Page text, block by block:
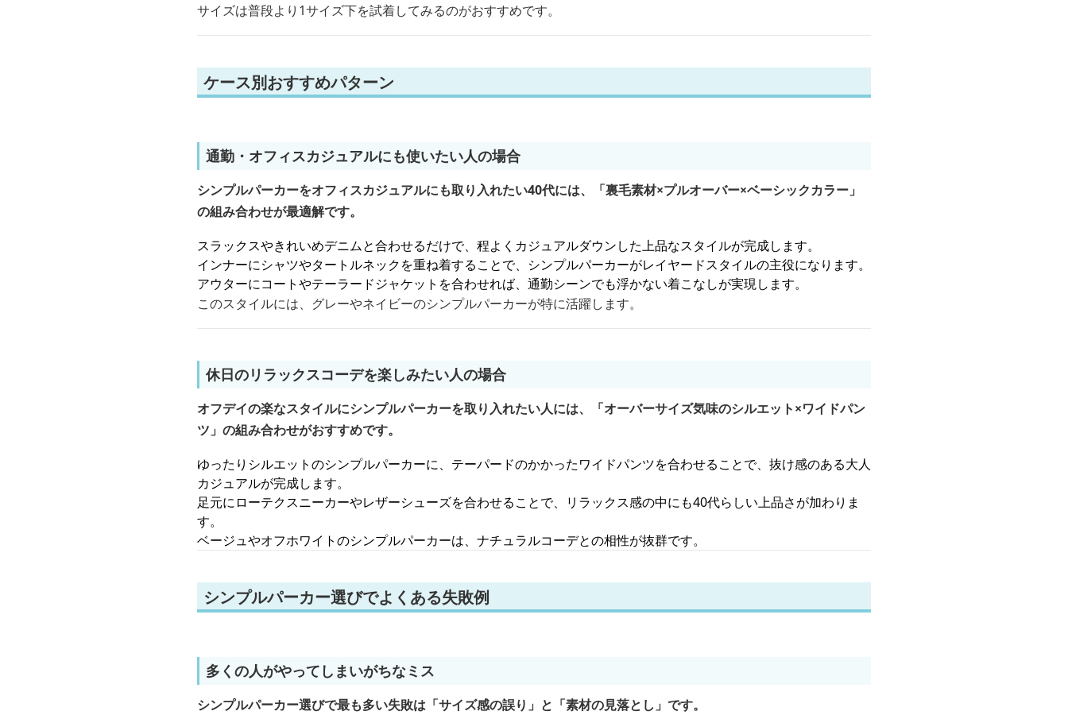
サイズは普段より1サイズ下を試着してみるのがおすすめです。
ケース別おすすめパターン
通勤・オフィスカジュアルにも使いたい人の場合
シンプルパーカーをオフィスカジュアルにも取り入れたい40代には、「裏毛素材×プルオーバー×ベーシックカラー」
の組み合わせが最適解です。
スラックスやきれいめデニムと合わせるだけで、程よくカジュアルダウンした上品なスタイルが完成します。
インナーにシャツやタートルネックを重ね着することで、シンプルパーカーがレイヤードスタイルの主役になります。
アウターにコートやテーラードジャケットを合わせれば、通勤シーンでも浮かない着こなしが実現します。
このスタイルには、グレーやネイビーのシンプルパーカーが特に活躍します。
休日のリラックスコーデを楽しみたい人の場合
オフデイの楽なスタイルにシンプルパーカーを取り入れたい人には、「オーバーサイズ気味のシルエット×ワイドパン
ツ」の組み合わせがおすすめです。
ゆったりシルエットのシンプルパーカーに、テーパードのかかったワイドパンツを合わせることで、抜け感のある大人
カジュアルが完成します。
足元にローテクスニーカーやレザーシューズを合わせることで、リラックス感の中にも40代らしい上品さが加わりま
す。
ベージュやオフホワイトのシンプルパーカーは、ナチュラルコーデとの相性が抜群です。
シンプルパーカー選びでよくある失敗例
多くの人がやってしまいがちなミス
シンプルパーカー選びで最も多い失敗は「サイズ感の誤り」と「素材の見落とし」です。